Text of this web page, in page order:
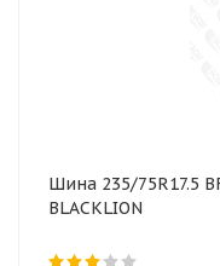
Шина 235/75R17.5
BLACKLION